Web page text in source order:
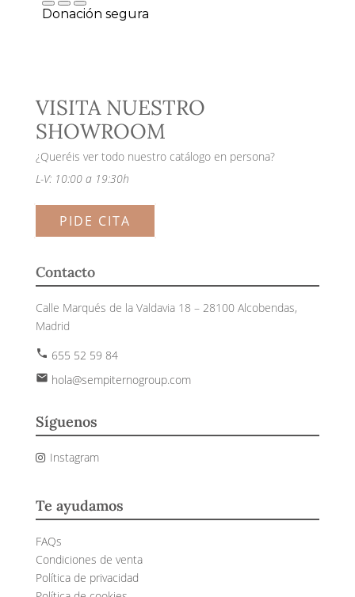
VISITA NUESTRO
SHOWROOM
¿Queréis ver todo nuestro catálogo en persona?
L-V: 10:00 a 19:30h
PIDE CITA
Contacto
Calle Marqués de la Valdavia 18 – 28100 Alcobendas,
Madrid
phone 655 52 59 84
email hola@sempiternogroup.com
Síguenos
Instagram
Te ayudamos
FAQs
Condiciones de venta
Política de privacidad